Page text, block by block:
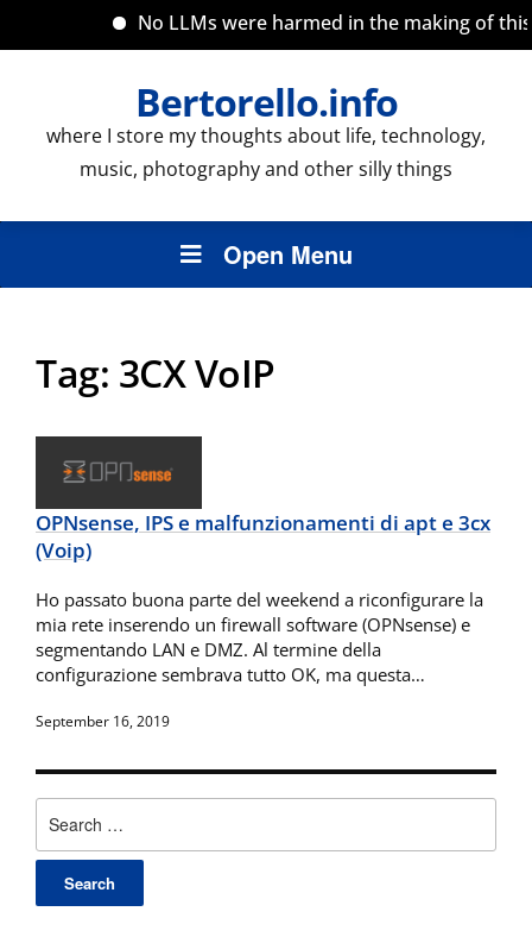
No LLMs were harmed in the making of this
Bertorello.info
where I store my thoughts about life, technology,
music, photography and other silly things
Open Menu
for:
Tag: 3CX VoIP
OPNsense, IPS e malfunzionamenti di apt e 3cx
(Voip)
Ho passato buona parte del weekend a riconfigurare la
mia rete inserendo un firewall software (OPNsense) e
segmentando LAN e DMZ. Al termine della
configurazione sembrava tutto OK, ma questa…
September 16, 2019